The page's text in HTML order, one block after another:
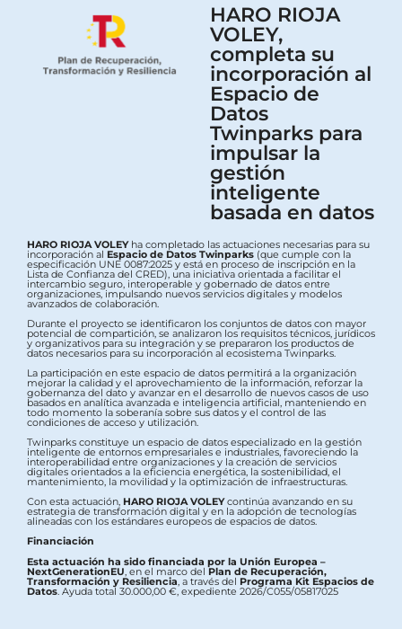
HARO RIOJA
VOLEY,
completa su
incorporación al
Espacio de
Datos
Twinparks para
impulsar la
gestión
inteligente
basada en datos
HARO RIOJA VOLEYha completado las actuaciones necesarias para su
incorporación al Espacio de Datos Twinparks (que cumple con la
especificación UNE 0087:2025 y está en proceso de inscripción en la
Lista de Confianza del CRED), una iniciativa orientada a facilitar el
intercambio seguro, interoperable y gobernado de datos entre
organizaciones, impulsando nuevos servicios digitales y modelos
avanzados de colaboración.
Durante el proyecto se identificaron los conjuntos de datos con mayor
potencial de compartición, se analizaron los requisitos técnicos, jurídicos
y organizativos para su integración y se prepararon los productos de
datos necesarios para su incorporación al ecosistema Twinparks.
La participación en este espacio de datos permitirá a la organización
mejorar la calidad y el aprovechamiento de la información, reforzar la
gobernanza del dato y avanzar en el desarrollo de nuevos casos de uso
basados en analítica avanzada e inteligencia artificial, manteniendo en
todo momento la soberanía sobre sus datos y el control de las
condiciones de acceso y utilización.
Twinparks constituye un espacio de datos especializado en la gestión
inteligente de entornos empresariales e industriales, favoreciendo la
interoperabilidad entre organizaciones y la creación de servicios
digitales orientados a la eficiencia energética, la sostenibilidad, el
mantenimiento, la movilidad y la optimización de infraestructuras.
Con esta actuación, HARO RIOJA VOLEYcontinúa avanzando en su
estrategia de transformación digital y en la adopción de tecnologías
alineadas con los estándares europeos de espacios de datos.
Financiación
Esta actuación ha sido financiada por la Unión Europea –
NextGenerationEU , en el marco delPlan de Recuperación,
Transformación y Resiliencia , a través del Programa Kit Espacios de
Datos . Ayuda total 30.000,00 €, expediente 2026/C055/05817025